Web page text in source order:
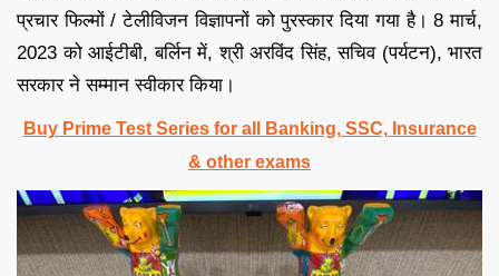
प्रचार फिल्मों / टेलीविजन विज्ञापनों को पुरस्कार दिया गया है। 8 मार्च,
2023 को आईटीबी, बर्लिन में, श्री अरविंद सिंह, सचिव (पर्यटन), भारत
सरकार ने सम्मान स्वीकार किया।
Buy Prime Test Series for all Banking, SSC, Insurance
& other exams